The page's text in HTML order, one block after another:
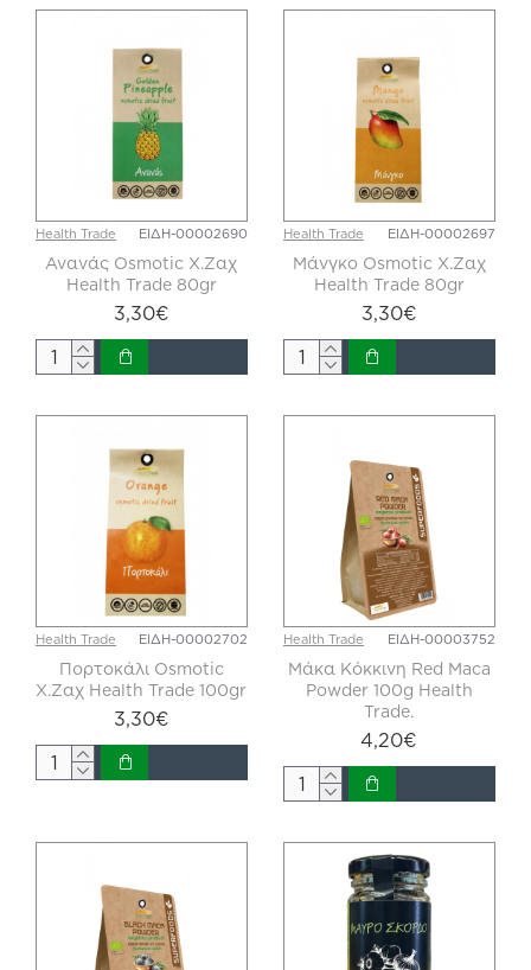
Health Trade ΕΙΔΗ-00002690
Ανανάς Osmotic X.Zαχ
Health Trade 80gr
3,30€
Health Trade ΕΙΔΗ-00002697
Μάνγκο Osmotic X.Zαχ
Health Trade 80gr
3,30€
Health Trade ΕΙΔΗ-00002702
Πορτοκάλι Osmotic
X.Zαχ Health Trade 100gr
3,30€
Health Trade ΕΙΔΗ-00003752
Μάκα Κόκκινη Red Maca
Powder 100g Health
Trade.
4,20€